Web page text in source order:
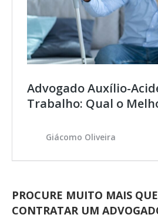
Advogado Auxílio-
Trabalho: Qual o
Giácomo Oliveira
PROCURE MUITO MAIS
CONTRATAR UM